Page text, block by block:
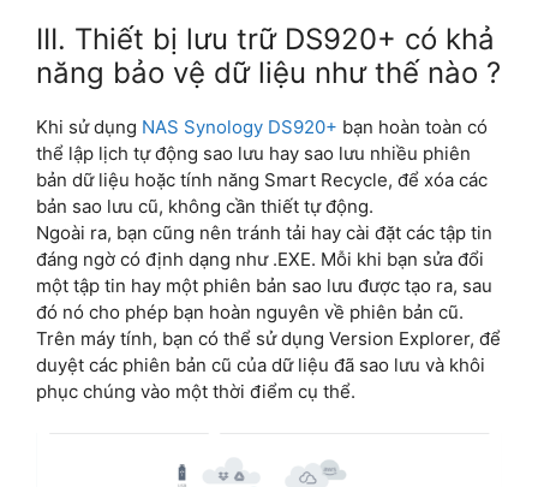
III. Thiết bị lưu trữ DS920+ có khả
năng bảo vệ dữ liệu như thế nào ?
Khi sử dụng NAS Synology DS920+ bạn hoàn toàn có
thể lập lịch tự động sao lưu hay sao lưu nhiều phiên
bản dữ liệu hoặc tính năng Smart Recycle, để xóa các
bản sao lưu cũ, không cần thiết tự động.
Ngoài ra, bạn cũng nên tránh tải hay cài đặt các tập tin
đáng ngờ có định dạng như .EXE. Mỗi khi bạn sửa đổi
một tập tin hay một phiên bản sao lưu được tạo ra, sau
đó nó cho phép bạn hoàn nguyên về phiên bản cũ.
Trên máy tính, bạn có thể sử dụng Version Explorer, để
duyệt các phiên bản cũ của dữ liệu đã sao lưu và khôi
phục chúng vào một thời điểm cụ thể.